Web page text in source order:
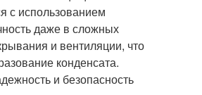
с использованием
даже в сложных
и вентиляции, что
конденсата.
и безопасность